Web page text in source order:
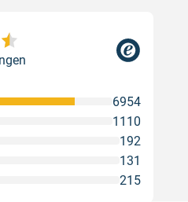
215
131
192
1110
6954